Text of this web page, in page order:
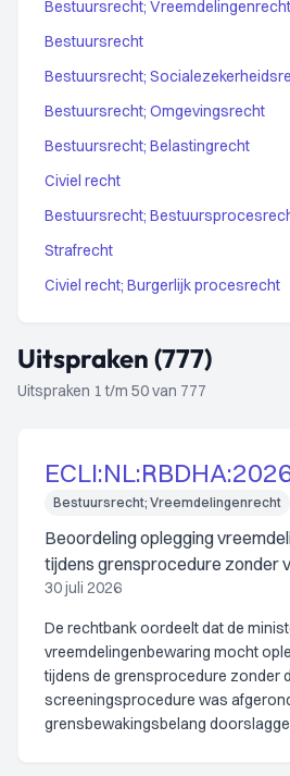
Bestuursrecht; Vreemdelingenrecht
Bestuursrecht
Bestuursrecht;
Bestuursrecht; Omgevingsrecht
Bestuursrecht; Belastingrecht
Civiel recht
Bestuursrecht;
Strafrecht
Civiel recht; Burgerlijk procesrecht
Uitspraken (777)
Uitspraken 1 t/m 50 van 777
Bestuursrecht; Vreemdelingenrecht
Beoordeling oplegging
tijdens grensprocedure zonder
30 juli 2026
De rechtbank oordeelt dat de
vreemdelingenbewaring mocht
tijdens de grensprocedure zonder
screeningsprocedure was
grensbewakingsbelang